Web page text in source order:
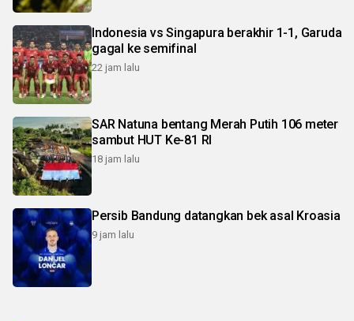
Indonesia vs Singapura berakhir 1-1, Garuda
gagal ke semifinal
22 jam lalu
SAR Natuna bentang Merah Putih 106 meter
sambut HUT Ke-81 RI
18 jam lalu
Persib Bandung datangkan bek asal Kroasia
9 jam lalu